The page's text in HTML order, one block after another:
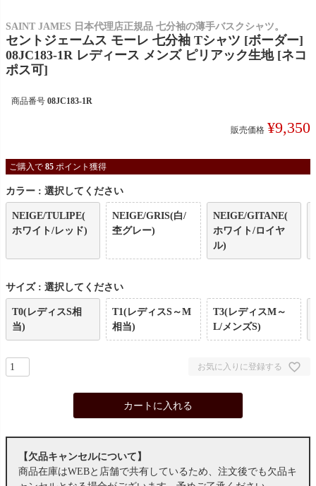
SAINT JAMES 日本代理店正規品 七分袖の薄手バスクシャツ。
セントジェームス モーレ 七分袖 Tシャツ [ボーダー]
08JC183-1R レディース メンズ ピリアック生地 [ネコ
ポス可]
商品番号 08JC183-1R
販売価格 ¥9,350
ご購入で 85 ポイント獲得
カラー 選択してください
NEIGE/TULIPE(
ホワイト/レッド)
NEIGE/GRIS(白/
杢グレー)
NEIGE/GITANE(
ホワイト/ロイヤ
ル)
サイズ 選択してください
T0(レディスS相
当)
T1(レディスS～M
相当)
T3(レディスM～
L/メンズS)
お気に入りに登録する
カートに入れる
【欠品キャンセルについて】
商品在庫はWEBと店舗で共有しているため、注文後でも欠品キ